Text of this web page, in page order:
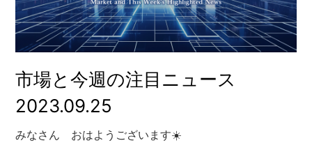
市場と今週の注目ニュース
2023.09.25
みなさん おはようございます☀️